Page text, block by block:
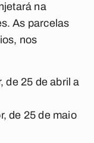
na
As parcelas
nos
de 25 de abril a
de 25 de maio